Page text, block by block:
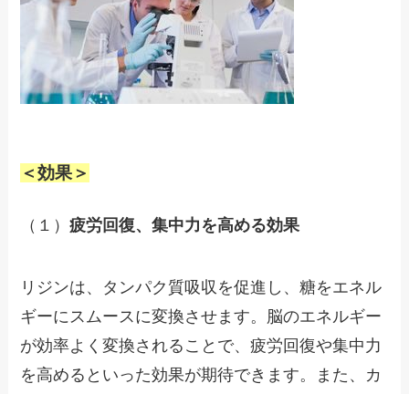
＜効果＞
（１）疲労回復、集中力を高める効果
リジンは、タンパク質吸収を促進し、糖をエネル
ギーにスムースに変換させます。脳のエネルギー
が効率よく変換されることで、疲労回復や集中力
を高めるといった効果が期待できます。また、カ